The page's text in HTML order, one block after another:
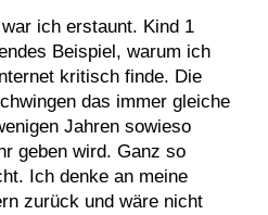
ich erstaunt. Kind 1
Beispiel, warum ich
kritisch finde. Die
das immer gleiche
Jahren sowieso
geben wird. Ganz so
Ich denke an meine
zurück und wäre nicht